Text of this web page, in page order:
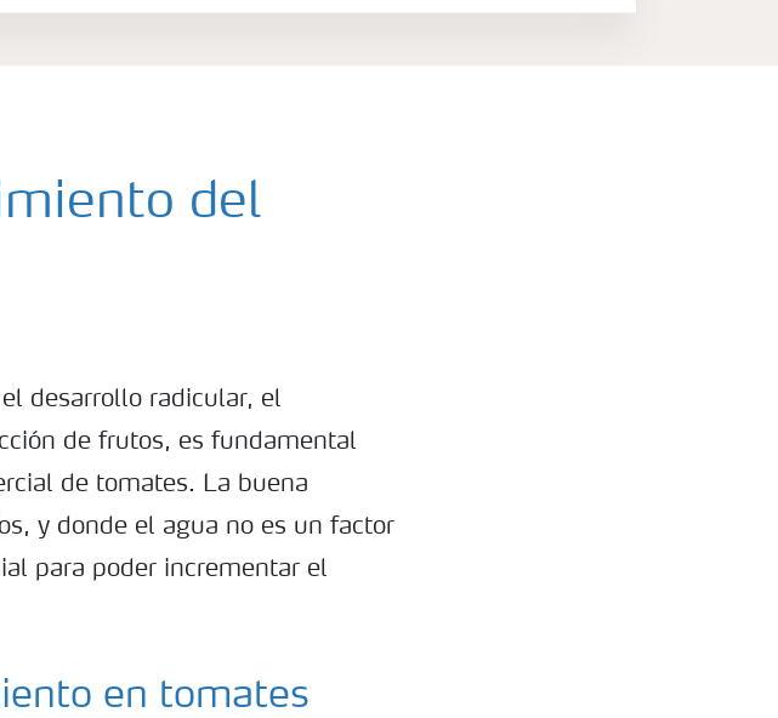
del
desarrollo radicular, el
de frutos, es fundamental
de tomates. La buena
y donde el agua no es un factor
para poder incrementar el
en tomates